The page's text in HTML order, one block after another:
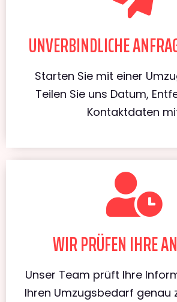
UNVERBINDLICHE
Starten Sie mit einer
Teilen Sie uns Datum,
Kontaktdaten
WIR PRÜFEN IHRE
Unser Team prüft Ihre
Ihren Umzugsbedarf genau